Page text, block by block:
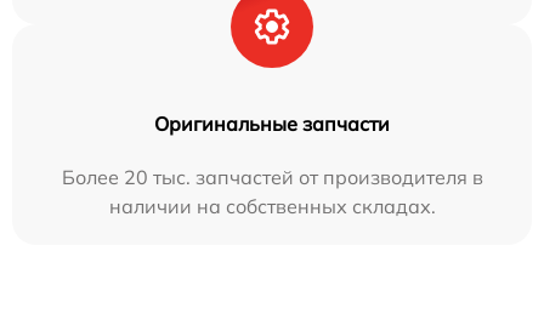
Оригинальные запчасти
Более 20 тыс. запчастей от производителя в
наличии на собственных складах.